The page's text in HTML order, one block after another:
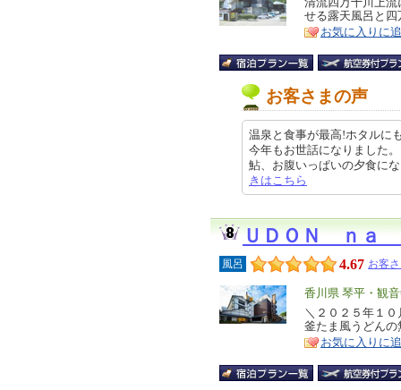
ア
特
徴
せる露天風呂と
お気に入りに
お客さまの声
温泉と食事が最高!ホタルに
今年もお世話になりました
鮎、お腹いっぱいの夕食に
きはこちら
ＵＤＯＮ ｎａ
風呂 4.67 お客
エ
リ
ア
香川県 琴平・観
特
徴
＼２０２５年１
釜たま風うどん
お気に入りに